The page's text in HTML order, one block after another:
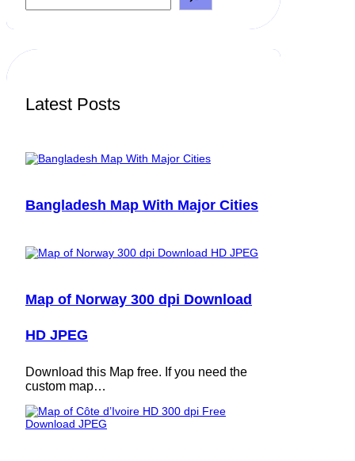
a
h
Latest Posts
Bangladesh Map With Major Cities
Map of Norway 300 dpi Download
HD JPEG
Download this Map free. If you need the
custom map…